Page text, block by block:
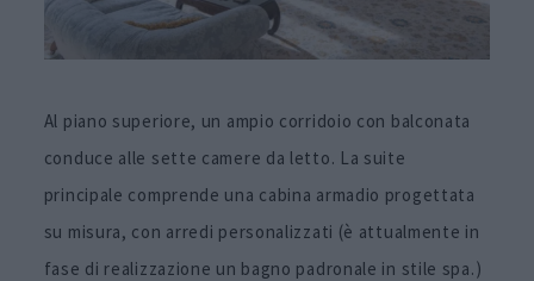
Al piano superiore, un ampio corridoio con balconata
conduce alle sette camere da letto. La suite
principale comprende una cabina armadio progettata
su misura, con arredi personalizzati (è attualmente in
fase di realizzazione un bagno padronale in stile spa.)